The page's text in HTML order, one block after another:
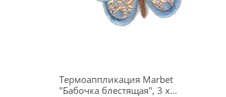
Термоаппликация Marbet
"Бабочка блестящая", 3 x